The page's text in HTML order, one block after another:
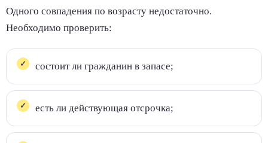
Одного совпадения по возрасту недостаточно.
Необходимо проверить:
состоит ли гражданин в запасе;
есть ли действующая отсрочка;